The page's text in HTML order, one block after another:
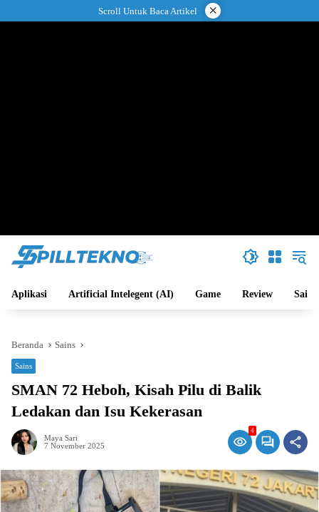
ke
Scroll Untuk Baca Artikel ×
Aplikasi Artificial Intelegent (AI) Game Review Sains
Beranda Sains
Sains
SMAN 72 Heboh, Kisah Pilu di Balik
Ledakan dan Isu Kekerasan
Maya Sari
7 November 2025
4